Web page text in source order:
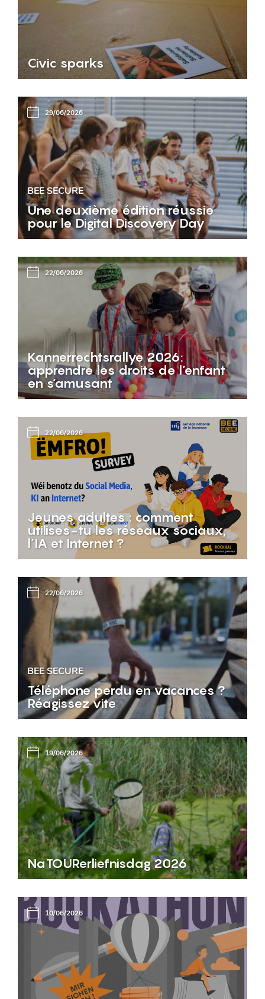
Civic sparks
29/06/2026
BEE SECURE
Une deuxième édition réussie
pour le Digital Discovery Day
22/06/2026
Kannerrechtsrallye 2026:
apprendre les droits de l’enfant
en s’amusant
22/06/2026
Jeunes adultes : comment
utilises-tu les réseaux sociaux,
l’IA et Internet ?
22/06/2026
BEE SECURE
Téléphone perdu en vacances ?
Réagissez vite
19/06/2026
NaTOURerliefnisdag 2026
10/06/2026